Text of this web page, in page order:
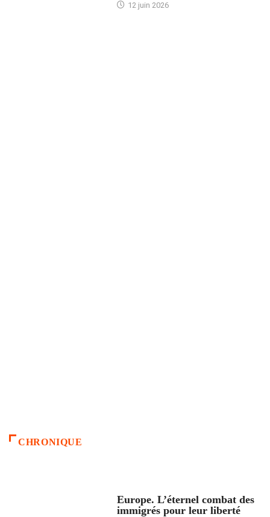
12 juin 2026
CHRONIQUE
Europe. L’éternel combat des
immigrés pour leur liberté